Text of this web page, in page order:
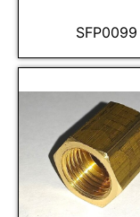
SFP0099